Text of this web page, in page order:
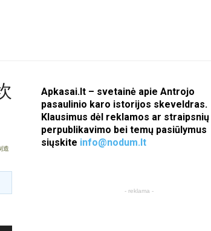
造
Apkasai.lt – svetainė apie Antrojo
pasaulinio karo istorijos skeveldras.
Klausimus dėl reklamos ar straipsnių
perpublikavimo bei temų pasiūlymus
siųskite info@nodum.lt
- reklama -